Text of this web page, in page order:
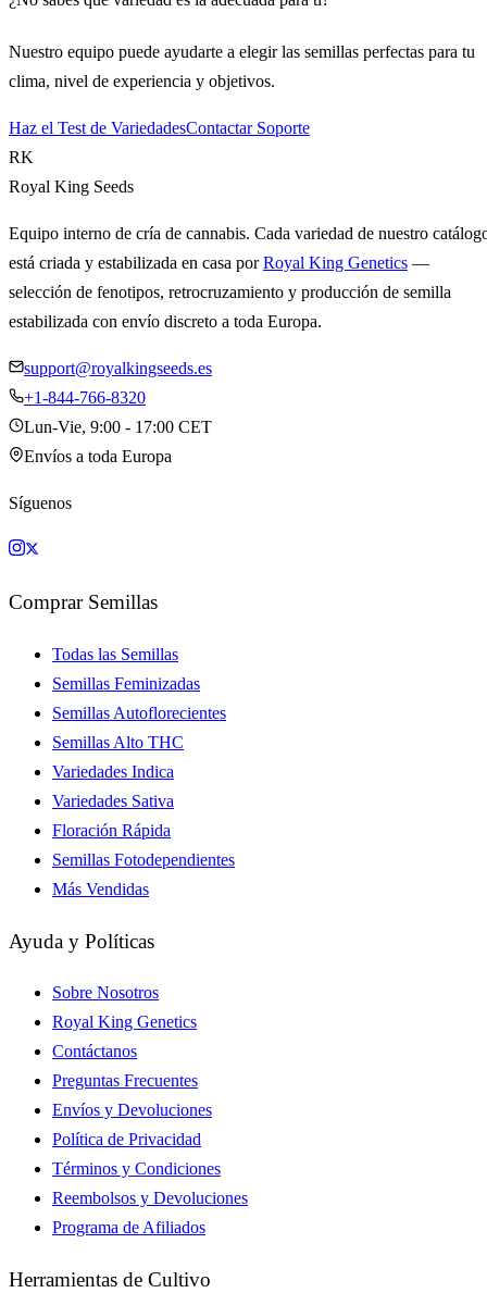
Nuestro equipo puede ayudarte a elegir las semillas perfectas para tu
clima, nivel de experiencia y objetivos.
Haz el Test de VariedadesContactar Soporte
RK
Royal King Seeds
Equipo interno de cría de cannabis. Cada variedad de nuestro
está criada y estabilizada en casa porRoyal King Genetics —
selección de fenotipos, retrocruzamiento y producción de semilla
estabilizada con envío discreto a toda Europa.
support@royalkingseeds.es
+1-844-766-8320
Lun-Vie, 9:00 - 17:00 CET
Envíos a toda Europa
Síguenos
Comprar Semillas
Todas las Semillas
Semillas Feminizadas
Semillas Autoflorecientes
Semillas Alto THC
Variedades Indica
Variedades Sativa
Floración Rápida
Semillas Fotodependientes
Más Vendidas
Ayuda y Políticas
Sobre Nosotros
Royal King Genetics
Contáctanos
Preguntas Frecuentes
Envíos y Devoluciones
Política de Privacidad
Términos y Condiciones
Reembolsos y Devoluciones
Programa de Afiliados
Herramientas de Cultivo